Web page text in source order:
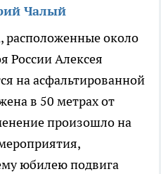
Чалый
расположенные около
России Алексея
на асфальтированной
в 50 метрах от
произошло на
юбилею подвига